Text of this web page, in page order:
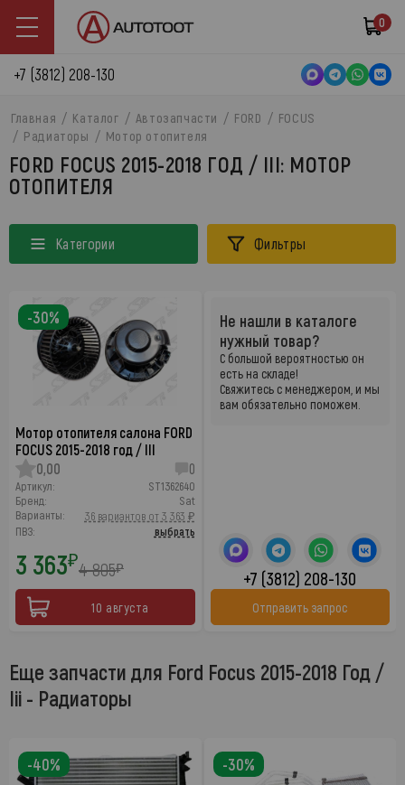
0
+7 (3812) 208-130
Главная Каталог Автозапчасти FORD
FOCUS
Радиаторы
Мотор отопителя
FORD FOCUS 2015-2018 ГОД / III: МОТОР
ОТОПИТЕЛЯ
Категории Фильтры
Мотор отопителя салона FORD
FOCUS 2015-2018 год / III
0,00
0
Артикул:
ST1362640
Бренд:
Sat
Варианты:
36 вариантов от 3 363 ₽
ПВЗ:
выбрать
3 363₽4 805₽
10 августа
-30%
Не нашли в каталоге
нужный товар?
С большой вероятностью он
есть на складе!
Свяжитесь с менеджером, и мы
вам обязательно поможем.
+7 (3812) 208-130
Отправить запрос
Еще запчасти для Ford Focus 2015-2018 Год /
Iii - Радиаторы
-40% -30%